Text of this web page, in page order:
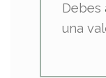
Debes
una